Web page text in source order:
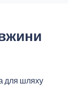
для шляху